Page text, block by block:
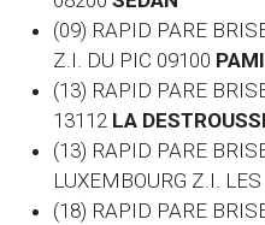
(09) RAPID PARE
Z.I. DU PIC 09100
(13) RAPID PARE
13112 LA
(13) RAPID PARE
LUXEMBOURG Z.I.
(18) RAPID PARE